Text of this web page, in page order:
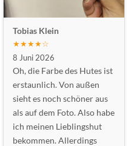
Tobias Klein
★★★★☆
8 Juni 2026
Oh, die Farbe des Hutes ist
erstaunlich. Von außen
sieht es noch schöner aus
als auf dem Foto. Also habe
ich meinen Lieblingshut
bekommen. Allerdings